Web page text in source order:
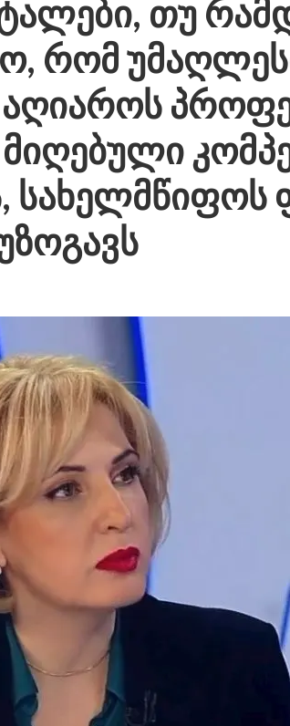
თუ
რომ
აღიაროს
სახელმწიფოს